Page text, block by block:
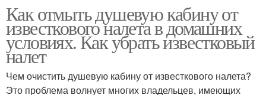
Как отмыть душевую кабину от
известкового налета в домашних
условиях. Как убрать известковый
налет
Чем очистить душевую кабину от известкового налета?
Это проблема волнует многих владельцев, имеющих